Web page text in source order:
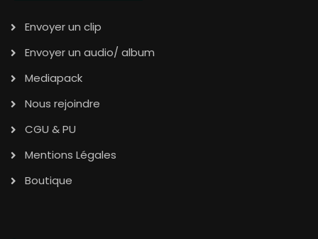
Envoyer un clip
Envoyer un audio/ album
Mediapack
Nous rejoindre
CGU & PU
Mentions Légales
Boutique